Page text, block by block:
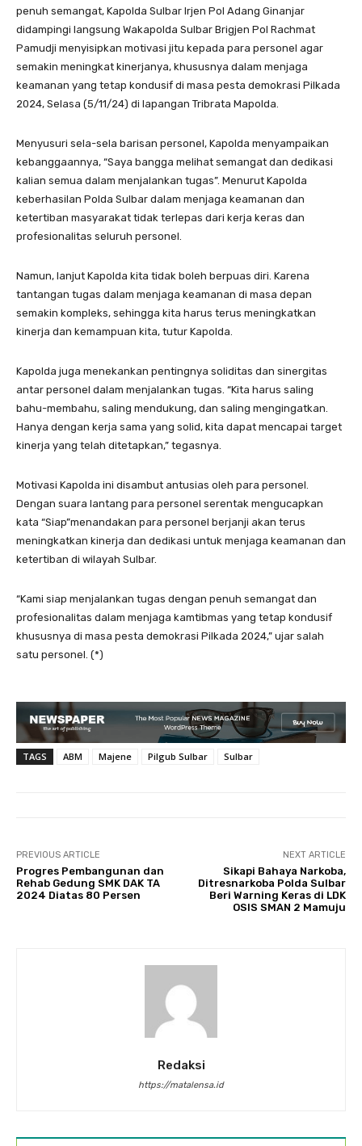
penuh semangat, Kapolda Sulbar Irjen Pol Adang Ginanjar
didampingi langsung Wakapolda Sulbar Brigjen Pol Rachmat
Pamudji menyisipkan motivasi jitu kepada para personel agar
semakin meningkat kinerjanya, khususnya dalam menjaga
keamanan yang tetap kondusif di masa pesta demokrasi Pilkada
2024, Selasa (5/11/24) di lapangan Tribrata Mapolda.
Menyusuri sela-sela barisan personel, Kapolda menyampaikan
kebanggaannya, “Saya bangga melihat semangat dan dedikasi
kalian semua dalam menjalankan tugas”. Menurut Kapolda
keberhasilan Polda Sulbar dalam menjaga keamanan dan
ketertiban masyarakat tidak terlepas dari kerja keras dan
profesionalitas seluruh personel.
Namun, lanjut Kapolda kita tidak boleh berpuas diri. Karena
tantangan tugas dalam menjaga keamanan di masa depan
semakin kompleks, sehingga kita harus terus meningkatkan
kinerja dan kemampuan kita, tutur Kapolda.
Kapolda juga menekankan pentingnya soliditas dan sinergitas
antar personel dalam menjalankan tugas. “Kita harus saling
bahu-membahu, saling mendukung, dan saling mengingatkan.
Hanya dengan kerja sama yang solid, kita dapat mencapai target
kinerja yang telah ditetapkan,” tegasnya.
Motivasi Kapolda ini disambut antusias oleh para personel.
Dengan suara lantang para personel serentak mengucapkan
kata “Siap”menandakan para personel berjanji akan terus
meningkatkan kinerja dan dedikasi untuk menjaga keamanan dan
ketertiban di wilayah Sulbar.
“Kami siap menjalankan tugas dengan penuh semangat dan
profesionalitas dalam menjaga kamtibmas yang tetap kondusif
khususnya di masa pesta demokrasi Pilkada 2024,” ujar salah
satu personel. (*)
TAGS ABM Majene Pilgub Sulbar Sulbar
PREVIOUS ARTICLE
Progres Pembangunan dan
Rehab Gedung SMK DAK TA
2024 Diatas 80 Persen
NEXT ARTICLE
Sikapi Bahaya Narkoba,
Ditresnarkoba Polda Sulbar
Beri Warning Keras di LDK
OSIS SMAN 2 Mamuju
Redaksi
https://matalensa.id